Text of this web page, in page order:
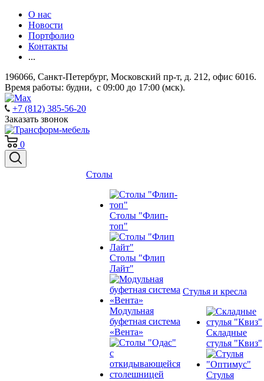
О нас
Новости
Портфолио
Контакты
...
196066, Санкт-Петербург, Московский пр-т, д. 212, офис 6016.
Время работы: будни, с 09:00 до 17:00 (мск).
+7 (812) 385-56-20
Заказать звонок
0
Столы
Столы "Флип-
топ"
Столы "Флип
Лайт"
Модульная
буфетная система
«Вента»
Стулья и кресла
Складные
стулья "Квиз"
Стулья